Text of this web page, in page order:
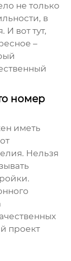
не только
в
вот тут,
–
номер
иметь
Нельзя
проект